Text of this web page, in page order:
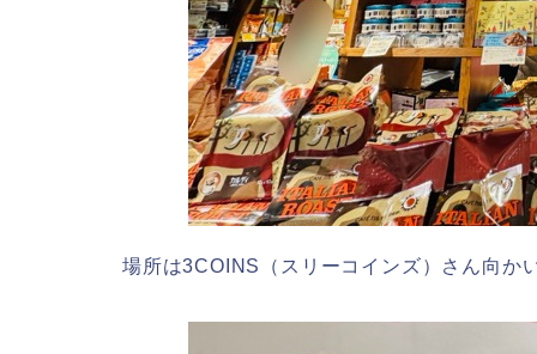
場所は3COINS（スリーコインズ）さん向か